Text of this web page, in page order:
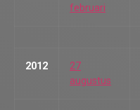
februari
2012
27
augustus